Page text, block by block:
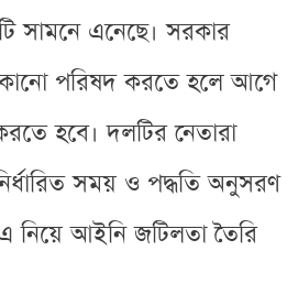
সামনে এনেছে। সরকার
পরিষদ করতে হলে আগে
হবে। দলটির নেতারা
সময় ও পদ্ধতি অনুসরণ
নিয়ে আইনি জটিলতা তৈরি